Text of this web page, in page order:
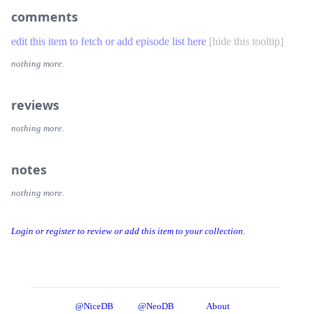
Login or register to review or add this item to your collection.
comments
edit this item to fetch or add episode list here [hide this tooltip]
nothing more.
reviews
nothing more.
notes
nothing more.
@NiceDB @NeoDB About